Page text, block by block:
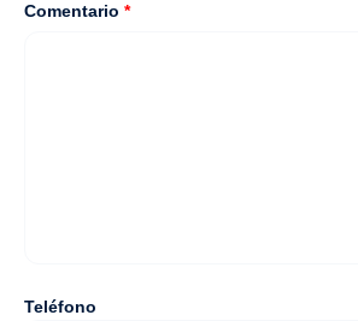
Comentario *
Teléfono